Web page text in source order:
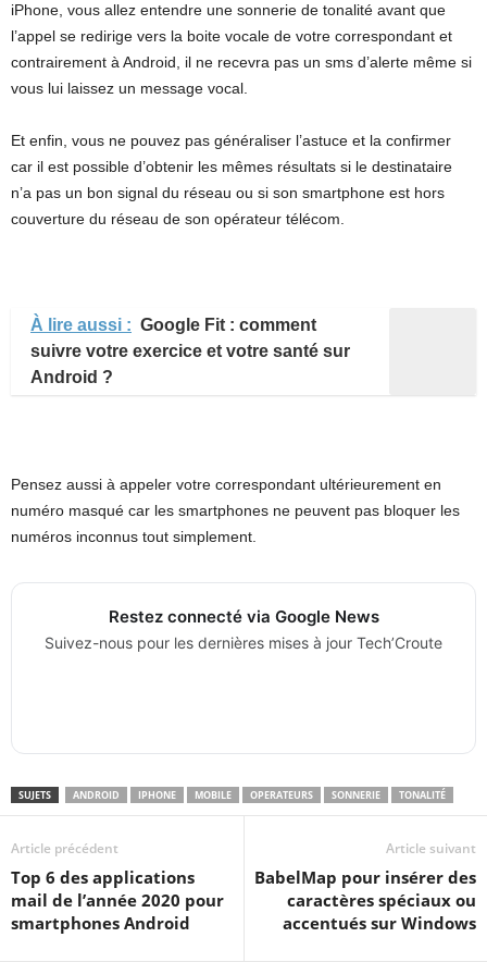
iPhone, vous allez entendre une sonnerie de tonalité avant que
l’appel se redirige vers la boite vocale de votre correspondant et
contrairement à Android, il ne recevra pas un sms d’alerte même si
vous lui laissez un message vocal.
Et enfin, vous ne pouvez pas généraliser l’astuce et la confirmer
car il est possible d’obtenir les mêmes résultats si le destinataire
n’a pas un bon signal du réseau ou si son smartphone est hors
couverture du réseau de son opérateur télécom.
À lire aussi : Google Fit : comment
suivre votre exercice et votre santé sur
Android ?
Pensez aussi à appeler votre correspondant ultérieurement en
numéro masqué car les smartphones ne peuvent pas bloquer les
numéros inconnus tout simplement.
Restez connecté via Google News
Suivez-nous pour les dernières mises à jour Tech’Croute
SUJETS ANDROID IPHONE MOBILE OPERATEURS SONNERIE TONALITÉ
Article précédent
Top 6 des applications
mail de l’année 2020 pour
smartphones Android
Article suivant
BabelMap pour insérer des
caractères spéciaux ou
accentués sur Windows